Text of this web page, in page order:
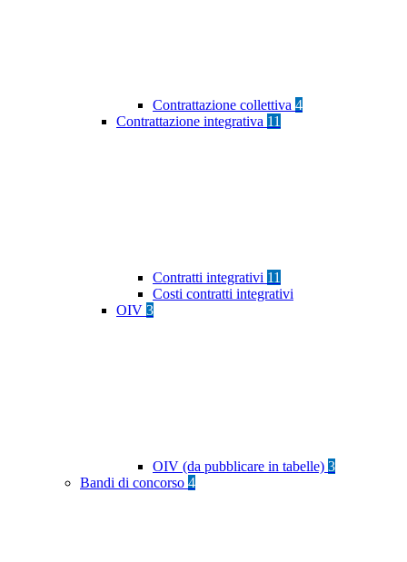
Contrattazione collettiva 4
Contrattazione integrativa 11
Contratti integrativi 11
Costi contratti integrativi
OIV 3
OIV (da pubblicare in tabelle) 3
Bandi di concorso 4